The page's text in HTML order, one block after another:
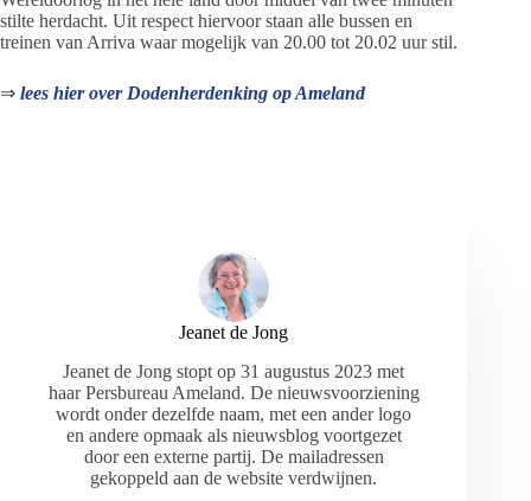
stilte herdacht. Uit respect hiervoor staan alle bussen en
treinen van Arriva waar mogelijk van 20.00 tot 20.02 uur stil.
⇒ lees hier over Dodenherdenking op Ameland
Jeanet de Jong
Jeanet de Jong stopt op 31 augustus 2023 met
haar Persbureau Ameland. De nieuwsvoorziening
wordt onder dezelfde naam, met een ander logo
en andere opmaak als nieuwsblog voortgezet
door een externe partij. De mailadressen
gekoppeld aan de website verdwijnen.